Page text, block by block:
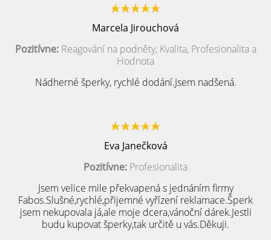
Marcela Jirouchová
Pozitívne:Reagování na podněty, Kvalita, Profesionalita a
Hodnota
Nádherné šperky, rychlé dodání.Jsem nadšená.
Eva Janečková
Pozitívne: Profesionalita
Jsem velice mile překvapená s jednáním firmy
Fabos.Slušné,rychlé,přijemné vyřízení reklamace.Šperk
jsem nekupovala já,ale moje dcera,vánoční dárek.Jestli
budu kupovat šperky,tak určitě u vás.Děkuji.